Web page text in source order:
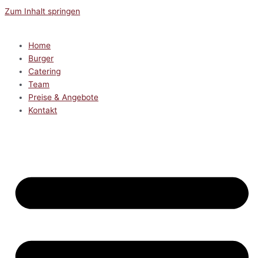
Zum Inhalt springen
Home
Burger
Catering
Team
Preise & Angebote
Kontakt